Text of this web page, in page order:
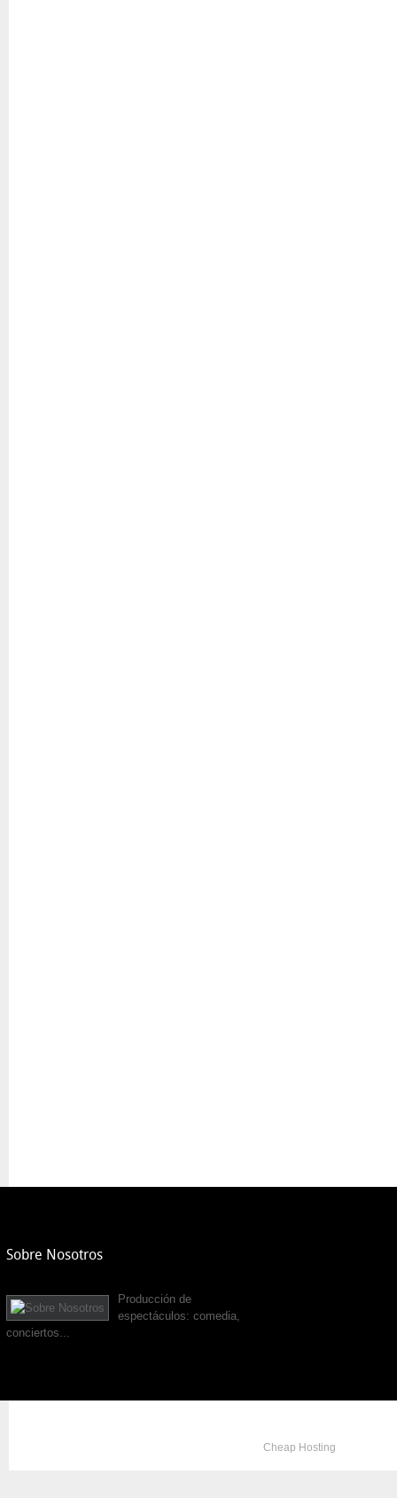
Sobre Nosotros
Producción de
espectáculos: comedia,
conciertos...
Cheap Hosting